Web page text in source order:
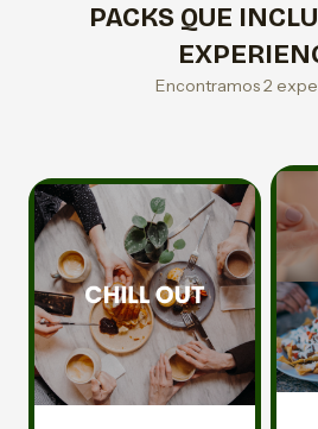
PACKS QUE
Encontramos 2